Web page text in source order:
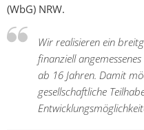
(WbG) NRW.
Wir realisieren ein
finanziell
ab 16 Jahren. Damit
gesellschaftliche